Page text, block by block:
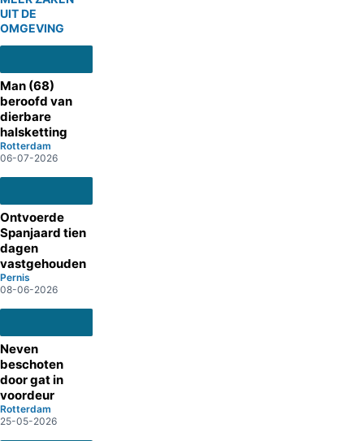
UIT DE
OMGEVING
Man (68)
beroofd van
dierbare
halsketting
Rotterdam
06-07-2026
Ontvoerde
Spanjaard tien
dagen
vastgehouden
Pernis
08-06-2026
Neven
beschoten
door gat in
voordeur
Rotterdam
25-05-2026